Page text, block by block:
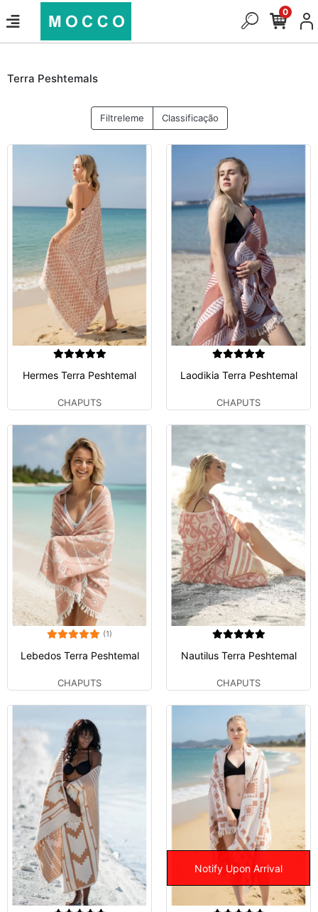
0
Terra Peshtemals
Filtreleme Classificação
Hermes Terra Peshtemal
CHAPUTS
Laodikia Terra Peshtemal
CHAPUTS
(1)
Lebedos Terra Peshtemal
CHAPUTS
Nautilus Terra Peshtemal
CHAPUTS
Notify Upon Arrival